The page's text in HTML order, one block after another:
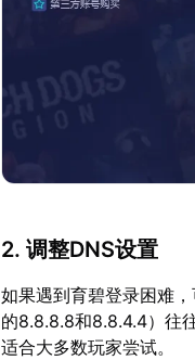
2. 调整DNS设置
如果遇到育碧登录困难
的8.8.8.8和8.8.4.4）往
适合大多数玩家尝试。